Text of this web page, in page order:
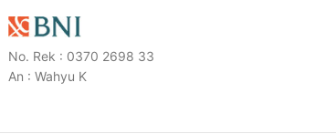
No. Rek : 0370 2698 33
An : Wahyu K